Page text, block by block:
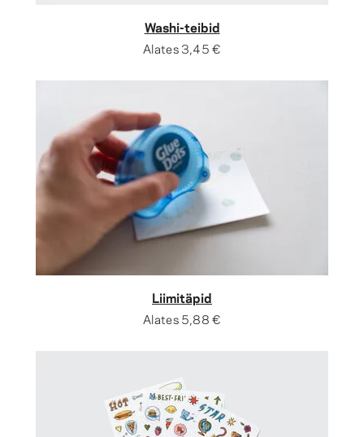
Washi-teibid
Alates3,45 €
Liimitäpid
Alates5,88 €